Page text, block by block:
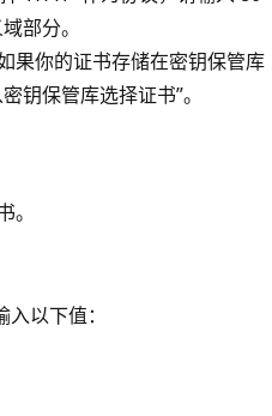
部分。
果你的证书存储在密钥保管库
钥保管库选择证书”。
。
以下值：